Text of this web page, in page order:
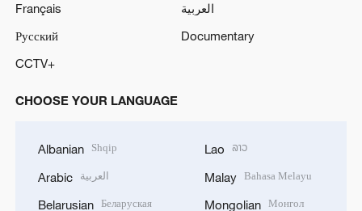
Français
العربية
Русский
Documentary
CCTV+
CHOOSE YOUR LANGUAGE
Albanian Shqip
Arabic العربية
Belarusian Беларуская
Lao ລາວ
Malay Bahasa Melayu
Mongolian Монгол